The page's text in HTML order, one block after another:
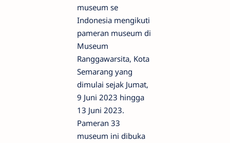
museum se
Indonesia mengikuti
pameran museum di
Museum
Ranggawarsita, Kota
Semarang yang
dimulai sejak Jumat,
9 Juni 2023 hingga
13 Juni 2023.
Pameran 33
museum ini dibuka